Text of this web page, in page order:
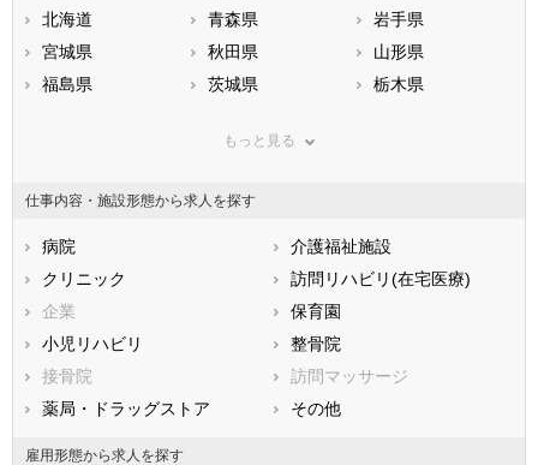
北海道 青森県
岩手県
宮城県
秋田県
山形県
福島県
茨城県
栃木県
神奈川県
石川県
福井県
静岡県
三重県
滋賀県
大阪府
兵庫県
鳥取県
広島県
徳島県
香川県
愛媛県
もっと見る
仕事内容・施設形態から求人を探す
病院
介護福祉施設
クリニック
訪問リハビリ(在宅医療)
企業
保育園
小児リハビリ
整骨院
接骨院
訪問マッサージ
薬局・ドラッグストア
その他
雇用形態から求人を探す